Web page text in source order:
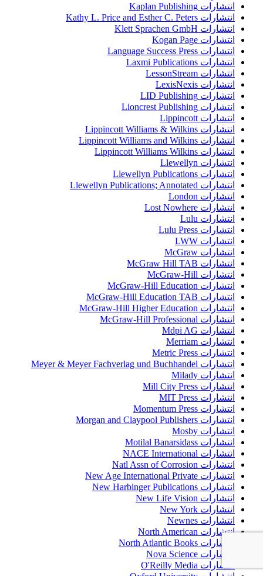
انتشارات Kaplan Publishing
انتشارات Kathy L. Price and Esther C. Peters
انتشارات Klett Sprachen GmbH
انتشارات Kogan Page
انتشارات Language Success Press
انتشارات Laxmi Publications
انتشارات LessonStream
انتشارات LexisNexis
انتشارات LID Publishing
انتشارات Lioncrest Publishing
انتشارات Lippincott
انتشارات Lippincott Williams & Wilkins
انتشارات Lippincott Williams and Wilkins
انتشارات Lippincott Williams Wilkins
انتشارات Llewellyn
انتشارات Llewellyn Publications
انتشارات Llewellyn Publications; Annotated
انتشارات London
انتشارات Lost Nowhere
انتشارات Lulu
انتشارات Lulu Press
انتشارات LWW
انتشارات McGraw
انتشارات McGraw Hill TAB
انتشارات McGraw-Hill
انتشارات McGraw-Hill Education
انتشارات McGraw-Hill Education TAB
انتشارات McGraw-Hill Higher Education
انتشارات McGraw-Hill Professional
انتشارات Mdpi AG
انتشارات Merriam
انتشارات Metric Press
انتشارات Meyer & Meyer Fachverlag und Buchhandel
انتشارات Milady
انتشارات Mill City Press
انتشارات MIT Press
انتشارات Momentum Press
انتشارات Morgan and Claypool Publishers
انتشارات Mosby
انتشارات Motilal Banarsidass
انتشارات NACE International
انتشارات Natl Assn of Corrosion
انتشارات New Age International Private
انتشارات New Harbinger Publications
انتشارات New Life Vision
انتشارات New York
انتشارات Newnes
انتشارات North American
انتشارات North Atlantic Books
انتشارات Nova Science
انتشارات O'Reilly Media